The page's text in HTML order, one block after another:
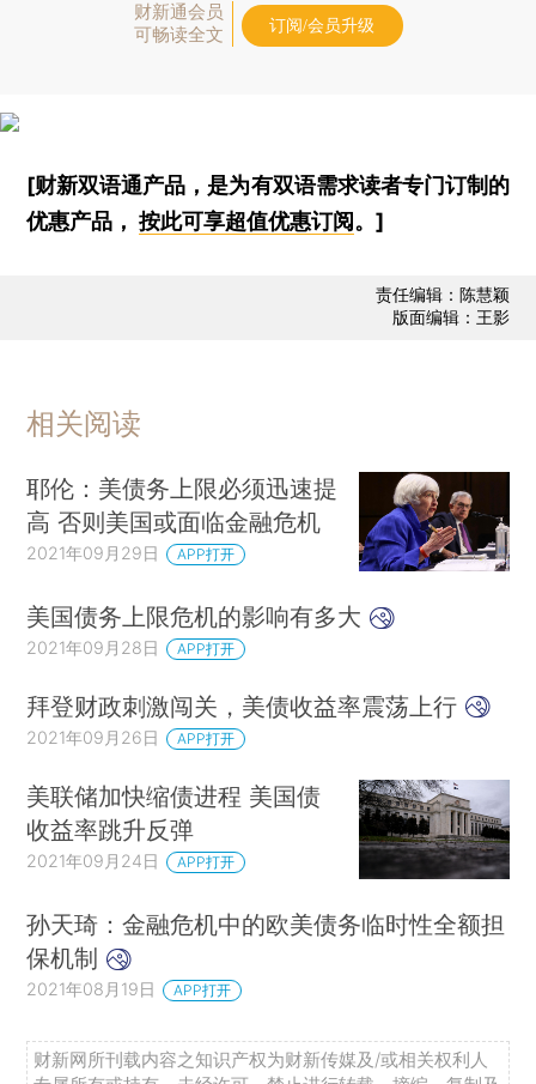
财新通会员
可畅读全文
订阅/会员升级
[财新双语通产品，是为有双语需求读者专门订制的
优惠产品，按此可享超值优惠订阅 。]
责任编辑：陈慧颖
版面编辑：王影
相关阅读
耶伦：美债务上限必须迅速提
高 否则美国或面临金融危机
2021年09月29日 APP打开
美国债务上限危机的影响有多大
2021年09月28日 APP打开
拜登财政刺激闯关，美债收益率震荡上行
2021年09月26日 APP打开
美联储加快缩债进程 美国债
收益率跳升反弹
2021年09月24日 APP打开
孙天琦：金融危机中的欧美债务临时性全额担
保机制
2021年08月19日 APP打开
财新网所刊载内容之知识产权为财新传媒及/或相关权利人